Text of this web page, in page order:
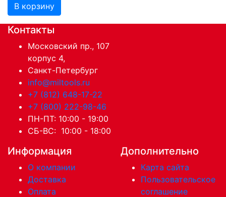
В корзину
Контакты
Московский пр., 107
корпус 4,
Санкт-Петербург
info@miltools.ru
+7 (812) 648-17-22
+7 (800) 222-98-46
ПН-ПТ: 10:00 - 19:00
СБ-ВС: 10:00 - 18:00
Информация
О компании
Доставка
Оплата
Дополнительно
Карта сайта
Пользовательское
соглашение